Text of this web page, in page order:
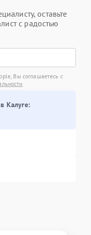
оставьте
с радостью
Вы соглашаетесь с
Калуге: